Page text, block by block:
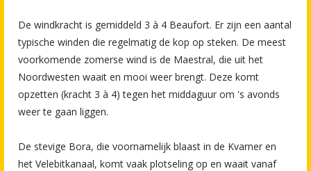
De windkracht is gemiddeld 3 à 4 Beaufort. Er zijn een aantal
typische winden die regelmatig de kop op steken. De meest
voorkomende zomerse wind is de Maestral, die uit het
Noordwesten waait en mooi weer brengt. Deze komt
opzetten (kracht 3 à 4) tegen het middaguur om 's avonds
weer te gaan liggen.
De stevige Bora, die voornamelijk blaast in de Kvarner en
het Velebitkanaal, komt vaak plotseling op en waait vanaf